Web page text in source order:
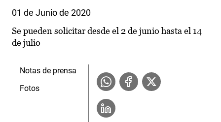
01 de Junio de 2020
Se pueden solicitar desde el 2 de junio hasta el 14
de julio
Notas de prensa
Fotos